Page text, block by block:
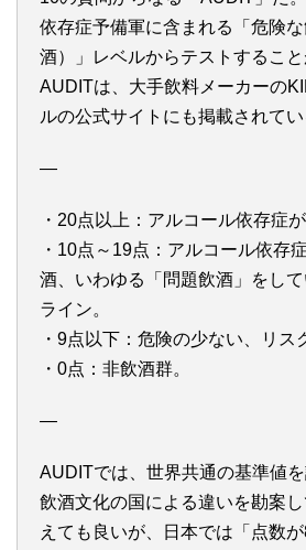
依存症予備軍に含まれる「危険
酒）」レベルからテストすること
AUDITは、大手飲料メーカーの
ルの公式サイトにも掲載されてい
—
・20点以上：アルコール依存症が
・10点～19点：アルコール依存
酒、いわゆる「問題飲酒」をし
ライン。
・9点以下：危険の少ない、リス
・0点：非飲酒群。
—
AUDITでは、世界共通の基準値を
飲酒文化の国による違いを勘案
えても良いが、日本では「点数